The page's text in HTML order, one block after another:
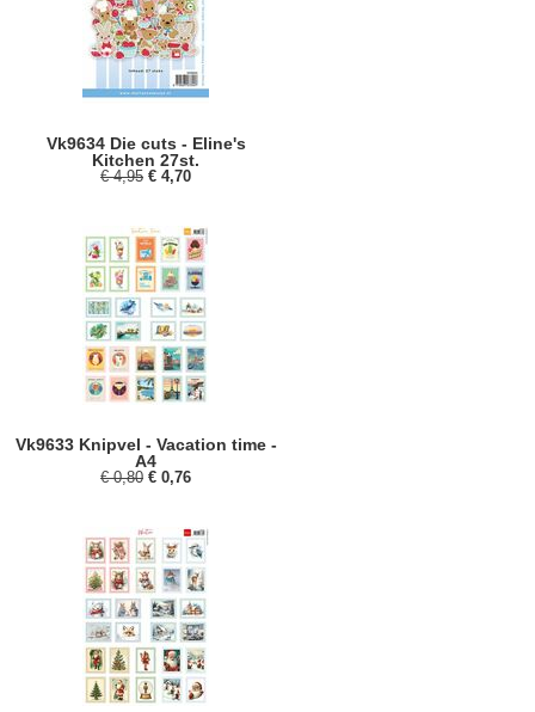
Vk9634 Die cuts - Eline's
Kitchen 27st.
€ 4,95 € 4,70
Vk9633 Knipvel - Vacation time -
A4
€ 0,80 € 0,76